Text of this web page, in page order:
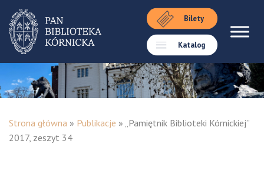
Bilety
Katalog
Strona główna » Publikacje » „Pamiętnik Biblioteki Kórnickiej”
2017, zeszyt 34